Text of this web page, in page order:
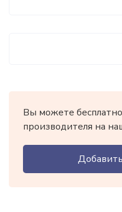
Вы можете
производителя на